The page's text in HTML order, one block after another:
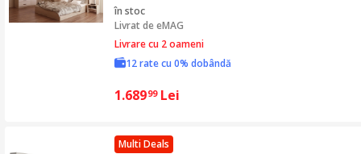
în stoc
Livrat deeMAG
Livrare cu 2 oameni
12 rate cu 0% dobândă
1.68999 Lei
Multi Deals